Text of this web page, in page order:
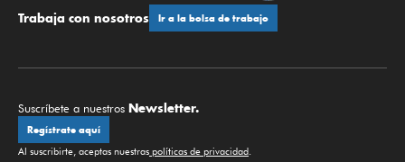
Trabaja con nosotros Ir a la bolsa de trabajo
Suscríbete a nuestros Newsletter.
Regístrate aquí
Al suscribirte, aceptas nuestras políticas de privacidad.